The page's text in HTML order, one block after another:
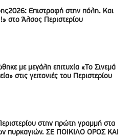
Επιστροφή στην πόλη. Και
στο Άλσος Περιστερίου
με μεγάλη επιτυχία «Το Σινεμά
στις γειτονιές του Περιστερίου
στην πρώτη γραμμή στα
πυρκαγιών. ΣΕ ΠΟΙΚΙΛΟ ΟΡΟΣ ΚΑΙ